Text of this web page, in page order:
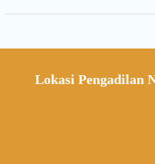
Lokasi Pengadilan